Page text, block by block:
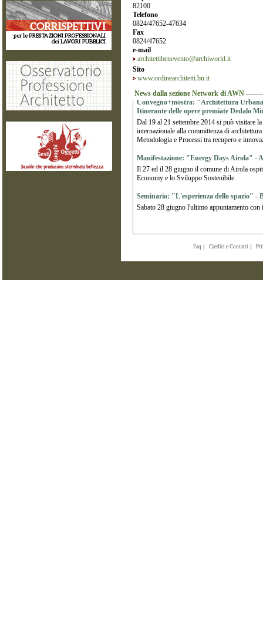
82100
Telefono
0824/47652-47634
Fax
0824/47652
e-mail
architettibenevento@archiworld.it
Sito
www.ordinearchitetti.bn.it
News dalla sezione Network di AWN
Convegno+mostra: "Architettura
Itinerante delle opere premiate Dedalo
Dal 19 al 21 settembre 2014 si può visitare
internazionale alla committenza di
Metodologia e Processi tra recupero e
Manifestazione: "Energy Days Airola" -
Il 27 ed il 28 giugno il comune di Airola
Economy e lo Sviluppo Sostenibile.
Seminario: "L'esperienza dello spazio" -
Sabato 28 giugno l'ultimo appuntamento
Faq Crediti e Contatti